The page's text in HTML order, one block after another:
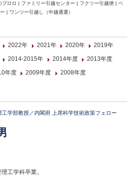
ロロ | ファミリー引越センター | フクツー引越便 | ベ
| ワンツー引越し（中越通運）
2022年 2021年 2020年
2019年
2014-2015年 2014年度
2013年度
年度 2009年度 2008年度
工学部教授／内閣府 上席科学技術政策フェロー
工学科卒業。